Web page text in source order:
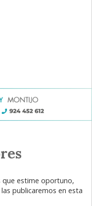
que estime oportuno,
publicaremos en esta